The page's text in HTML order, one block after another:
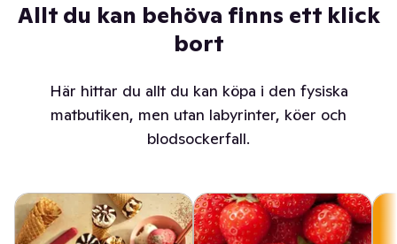
Allt du kan behöva finns ett klick
bort
Här hittar du allt du kan köpa i den fysiska
matbutiken, men utan labyrinter, köer och
blodsockerfall.